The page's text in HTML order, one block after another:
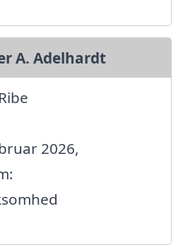
A. Adelhardt
2026,